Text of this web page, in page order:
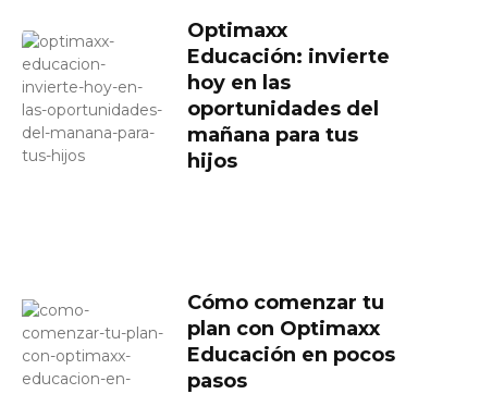
Optimaxx
Educación: invierte
hoy en las
oportunidades del
mañana para tus
hijos
Cómo comenzar tu
plan con Optimaxx
Educación en pocos
pasos